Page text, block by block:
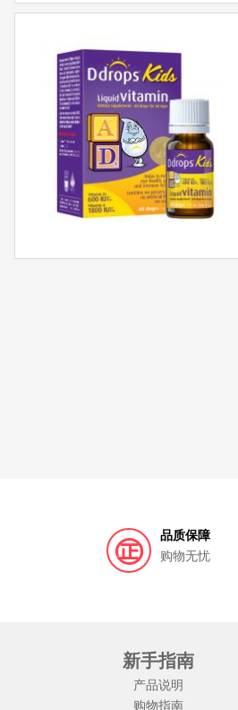
品质保障
购物无忧
新手指南
产品说明
购物指南